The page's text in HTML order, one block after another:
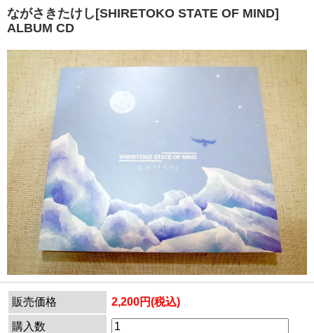
ながさきたけし[SHIRETOKO STATE OF MIND]
ALBUM CD
販売価格 2,200円(税込)
購入数